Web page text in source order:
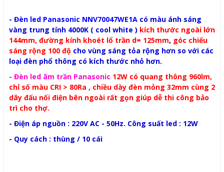
- Đèn led Panasonic NNV70047WE1A có màu ánh sáng
vàng trung tính 4000K ( cool white ) kích thước ngoài lớn
144mm, đường kính khoét lổ trần d= 125mm, góc chiếu
sáng rộng 100 độ cho vùng sáng tỏa rộng hơn so với các
loại đèn phổ thông có kích thước nhỏ hơn.
- Đèn led âm trần Panasonic 12W có quang thông 960lm,
chỉ số màu CRI > 80Ra , chiều dày đèn mỏng 32mm cùng 2
dây đấu nối điện bên ngoài rất gọn giúp dễ thi công bảo
trì cho thợ.
- Điện áp nguồn : 220V AC - 50Hz. Công suất led : 12W
- Quy cách : thùng / 10 cái